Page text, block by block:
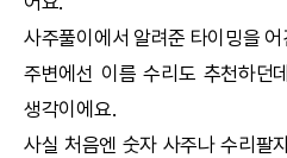
사주풀이에서 알려준 타이밍을
주변에선 이름 수리도 추천하던
생각이에요.
사실 처음엔 숫자 사주나 수리팔